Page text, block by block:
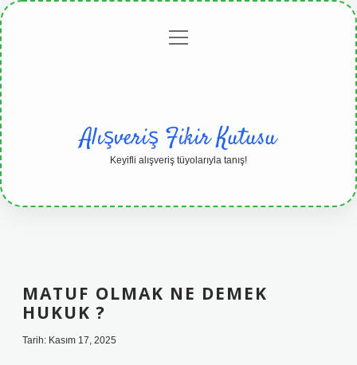
Gizlilikmenüyü
Alışveriş Fikir Kutusu
Keyifli alışveriş tüyolarıyla tanış!
MATUF OLMAK NE DEMEK
HUKUK ?
Tarih: Kasım 17, 2025